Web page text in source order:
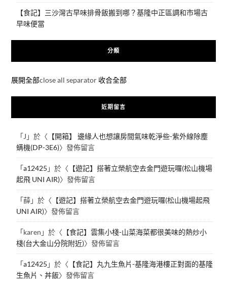
【食記】三沙灣古早味排骨飯搬到哪？基隆中正區調和市場古
早味便當
分類
展開全部close all separator 收合全部
近期留言
「J 」於〈 【開箱】 邊緣人也想讓房間氣味乾淨些-紫外線除塵
螨機(DP-3E6)〉發佈留言
「a12425 」於〈 【遊記】搭著立榮航空去金門遊玩囉(松山機場
起飛 UNI AIR)〉發佈留言
「薛」於〈 【遊記】搭著立榮航空去金門遊玩囉(松山機場起飛
UNI AIR)〉發佈留言
「karen 」於〈 【食記】雲集小棧-山菜海菜都很美味的熱炒小
棧(台大金山分院附近)〉發佈留言
「a12425 」於〈 【食記】丸九生魚片-基隆海港樓正對面的基隆
生魚片、丼飯〉發佈留言